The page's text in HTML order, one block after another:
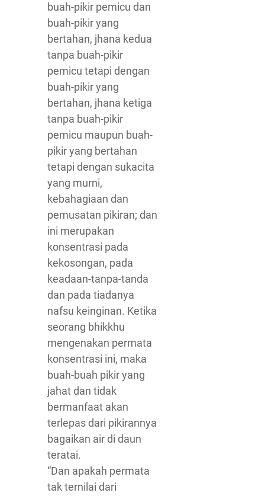
buah-pikir pemicu dan
buah-pikir yang
bertahan, jhana kedua
tanpa buah-pikir
pemicu tetapi dengan
buah-pikir yang
bertahan, jhana ketiga
tanpa buah-pikir
pemicu maupun buah-
pikir yang bertahan
tetapi dengan sukacita
yang murni,
kebahagiaan dan
pemusatan pikiran; dan
ini merupakan
konsentrasi pada
kekosongan, pada
keadaan-tanpa-tanda
dan pada tiadanya
nafsu keinginan. Ketika
seorang bhikkhu
mengenakan permata
konsentrasi ini, maka
buah-buah pikir yang
jahat dan tidak
bermanfaat akan
terlepas dari pikirannya
bagaikan air di daun
teratai.
“Dan apakah permata
tak ternilai dari